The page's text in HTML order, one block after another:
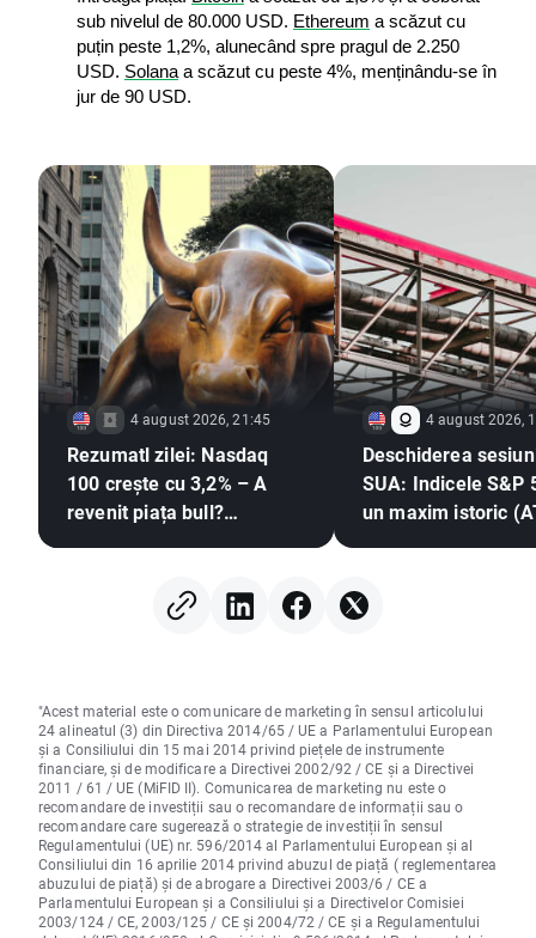
sub nivelul de 80.000 USD. Ethereum a scăzut cu
puțin peste 1,2%, alunecând spre pragul de 2.250
USD. Solana a scăzut cu peste 4%, menținându-se în
jur de 90 USD.
4 august 2026, 21:45
Rezumatl zilei: Nasdaq
100 crește cu 3,2% – A
revenit piața bull?
4 august 2026,
Deschiderea
SUA: Indicele S&P
un maxim istoric
Palantir câștigă
"Acest material este o comunicare de marketing în sensul articolului
24 alineatul (3) din Directiva 2014/65 / UE a Parlamentului European
și a Consiliului din 15 mai 2014 privind piețele de instrumente
financiare, și de modificare a Directivei 2002/92 / CE și a Directivei
2011 / 61 / UE (MiFID II). Comunicarea de marketing nu este o
recomandare de investiții sau o recomandare de informații sau o
recomandare care sugerează o strategie de investiții în sensul
Regulamentului (UE) nr. 596/2014 al Parlamentului European și al
Consiliului din 16 aprilie 2014 privind abuzul de piață ( reglementarea
abuzului de piață) și de abrogare a Directivei 2003/6 / CE a
Parlamentului European și a Consiliului și a Directivelor Comisiei
2003/124 / CE, 2003/125 / CE și 2004/72 / CE și a Regulamentului